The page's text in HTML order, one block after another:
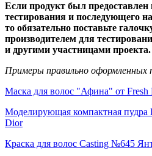
Если продукт был
тестирования и последующего
то обязательно поставьте
производителем для
и другими участницами проекта.
Примеры правильно оформленных
Маска для волос "Афина" от Fresh
Моделирующая компактная пудра
Dior
Краска для волос Casting №645